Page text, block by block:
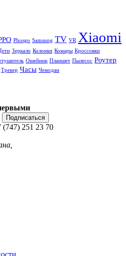
Phosgo Samsung TV VR Xiaomi
Зеркало Колонки Комары Кроссовки
Ошейник Планшет Пылесос Роутер
Трекер Часы Чемодан
Подписаться
(747) 251 23 70